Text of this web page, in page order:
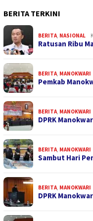
BERITA TERKINI
BERITA NASIONAL
Ratusan Ribu
BERITA MANOKWARI
Pemkab
BERITA MANOKWARI
DPRK
BERITA MANOKWARI
Sambut Hari
BERITA MANOKWARI
DPRK